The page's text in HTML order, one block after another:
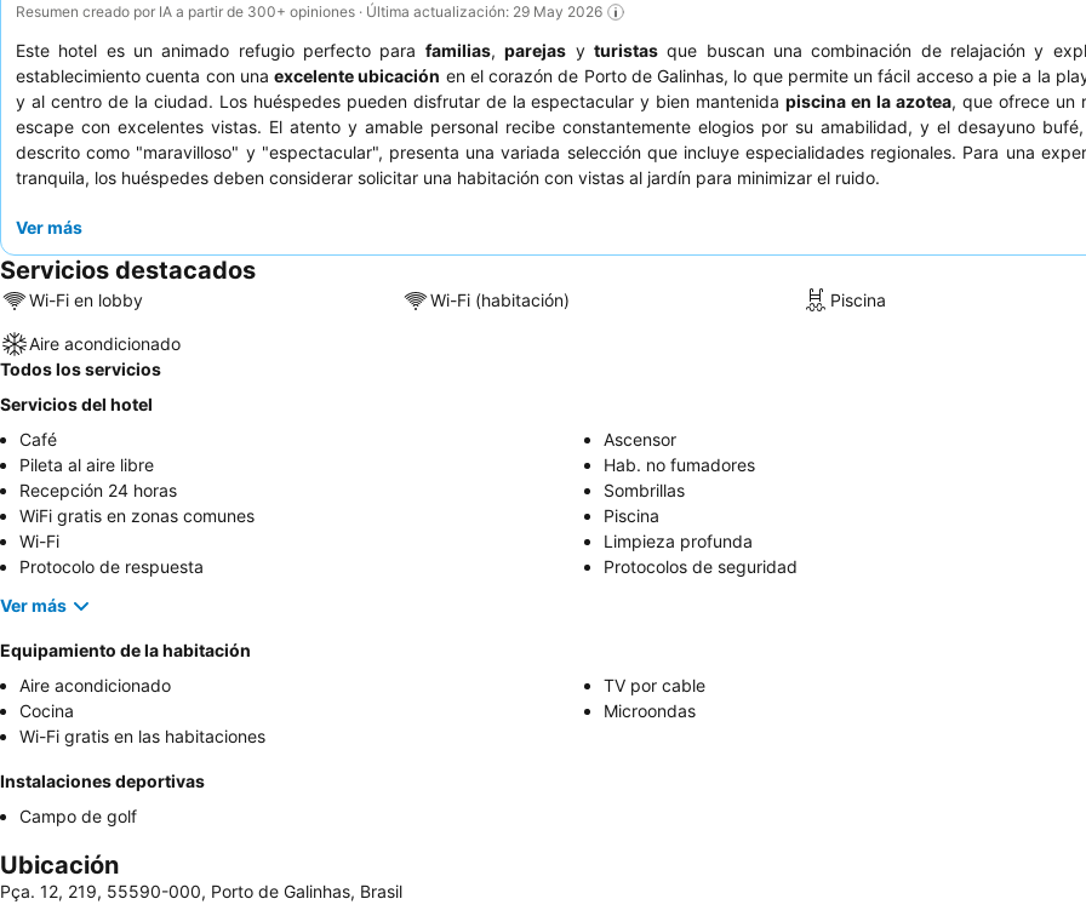
Resumen creado por IA a partir de 300+ opiniones · Última actualización: 29 May 2026
Este hotel es un animado refugio perfecto para familias,parejas y turistasque buscan una combinación de relajación y
establecimiento cuenta con una excelente ubicación en el corazón de Porto de Galinhas, lo que permite un fácil acceso a pie a la
y al centro de la ciudad. Los huéspedes pueden disfrutar de la espectacular y bien mantenidapiscina en la azotea, que ofrece un
escape con excelentes vistas. El atento y amable personal recibe constantemente elogios por su amabilidad, y el desayuno
descrito como "maravilloso" y "espectacular", presenta una variada selección que incluye especialidades regionales. Para una
tranquila, los huéspedes deben considerar solicitar una habitación con vistas al jardín para minimizar el ruido.
Ver más
Servicios destacados
Wi-Fi en lobby Wi-Fi (habitación) Piscina
Aire acondicionado
Todos los servicios
Servicios del hotel
Café
Ascensor
Pileta al aire libre
Hab. no fumadores
Recepción 24 horas
Sombrillas
WiFi gratis en zonas comunes
Piscina
Wi-Fi
Limpieza profunda
Protocolo de respuesta
Protocolos de seguridad
Ver más
Equipamiento de la habitación
Aire acondicionado
TV por cable
Cocina
Microondas
Wi-Fi gratis en las habitaciones
Instalaciones deportivas
Campo de golf
Ubicación
Pça. 12, 219, 55590-000, Porto de Galinhas, Brasil